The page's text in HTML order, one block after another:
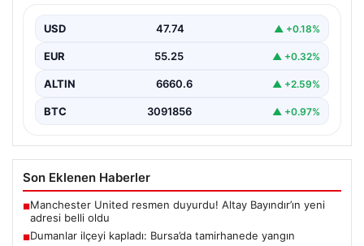
USD 47.74 ▲ +0.18%
EUR 55.25 ▲ +0.32%
ALTIN 6660.6 ▲ +2.59%
BTC 3091856 ▲ +0.97%
Son Eklenen Haberler
■Manchester United resmen duyurdu! Altay Bayındır’ın yeni
adresi belli oldu
■Dumanlar ilçeyi kapladı: Bursa’da tamirhanede yangın